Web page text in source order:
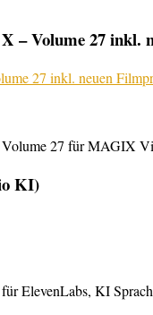
– Volume 27 inkl.
27 für MAGIX
KI)
KI